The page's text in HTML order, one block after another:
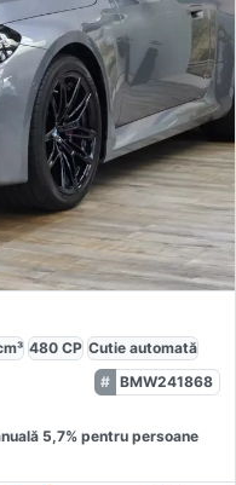
480 CP Cutie automată
BMW241868
5,7% pentru persoane